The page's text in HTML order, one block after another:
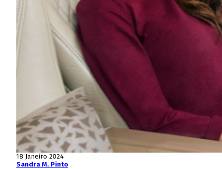
18 Janeiro 2024
Sandra M. Pinto